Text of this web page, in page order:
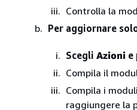
Controlla la
Per aggiornare
Scegli Azioni e
Compila il
Compila i
raggiungere la